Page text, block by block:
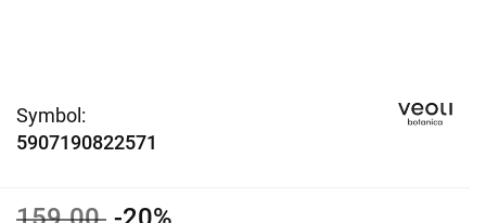
Symbol:
5907190822571